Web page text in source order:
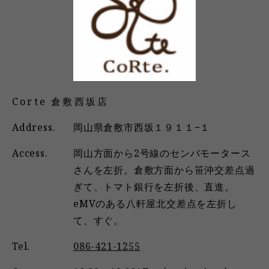
Corte 倉敷西坂店
Address.
岡山県倉敷市西坂１９１１−１
Access.
岡山方面から2号線のセンバモータース
さんを左折。倉敷方面から笹沖交差点過
ぎて、トマト銀行を左折後、直進。
eMVのある八軒屋北交差点を左折し
て、すぐ。
Tel.
086-421-1255